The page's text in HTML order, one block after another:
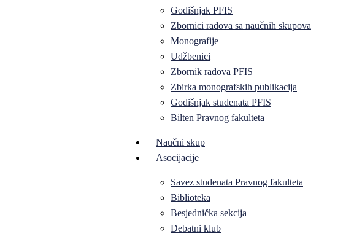
Godišnjak PFIS
Zbornici radova sa naučnih skupova
Monografije
Udžbenici
Zbornik radova PFIS
Zbirka monografskih publikacija
Godišnjak studenata PFIS
Bilten Pravnog fakulteta
Naučni skup
Asocijacije
Savez studenata Pravnog fakulteta
Biblioteka
Besjednička sekcija
Debatni klub